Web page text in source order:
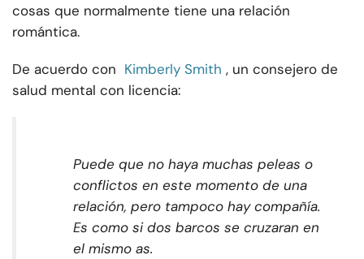
cosas que normalmente tiene una relación
romántica.
De acuerdo con Kimberly Smith , un consejero de
salud mental con licencia:
Puede que no haya muchas peleas o
conflictos en este momento de una
relación, pero tampoco hay compañía.
Es como si dos barcos se cruzaran en
el mismo as.